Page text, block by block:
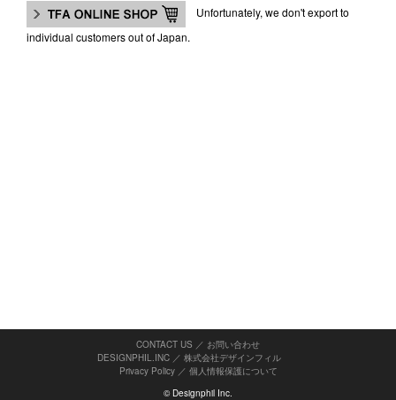
Unfortunately, we don't export to
individual customers out of Japan.
CONTACT US ／ お問い合わせ
DESIGNPHIL.INC ／ 株式会社デザインフィル
Privacy Policy／ 個人情報保護について
© Designphil Inc.